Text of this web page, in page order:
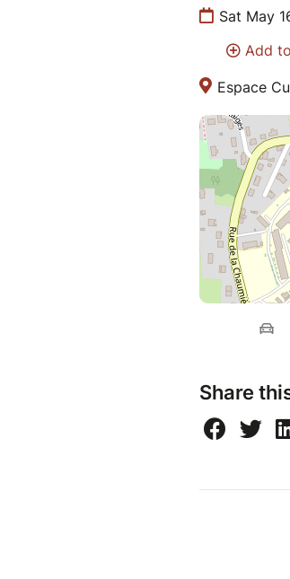
Sat May
Add
Espace
Share